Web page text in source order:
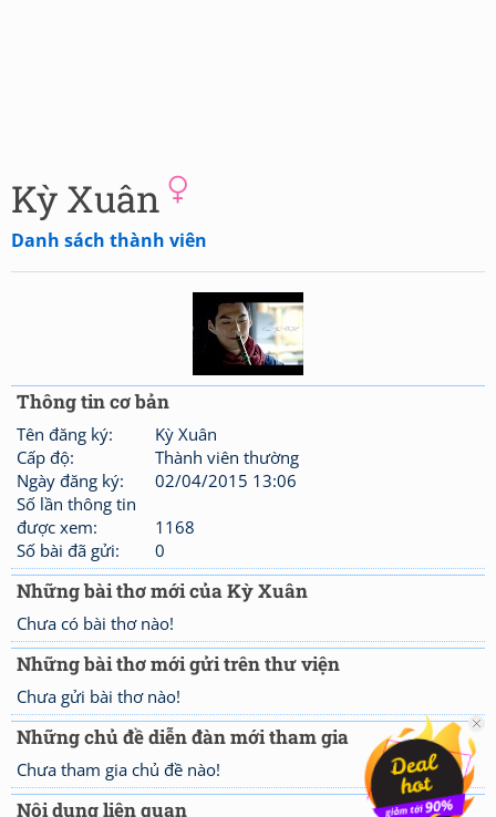
Kỳ Xuân
Danh sách thành viên
Thông tin cơ bản
Tên đăng ký:
Kỳ Xuân
Cấp độ:
Thành viên thường
Ngày đăng ký:
02/04/2015 13:06
Số lần thông tin
được xem:
1168
Số bài đã gửi:
0
Những bài thơ mới của Kỳ Xuân
Chưa có bài thơ nào!
Những bài thơ mới gửi trên thư viện
Chưa gửi bài thơ nào!
Những chủ đề diễn đàn mới tham gia
Chưa tham gia chủ đề nào!
Nội dung liên quan